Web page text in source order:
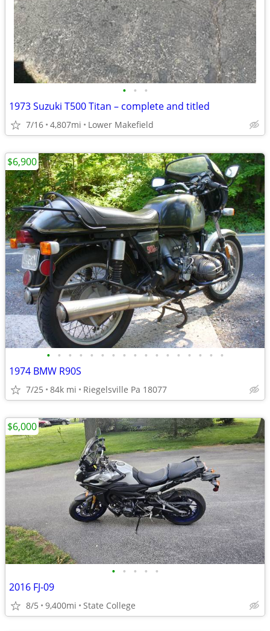
• • •
1973 Suzuki T500 Titan – complete and titled
7/16 4,807mi Lower Makefield
• • • • • • • • • • • • • • • • •
1974 BMW R90S
7/25 84k mi Riegelsville Pa 18077
$6,900
• • • • •
2016 FJ-09
8/5 9,400mi State College
$6,000